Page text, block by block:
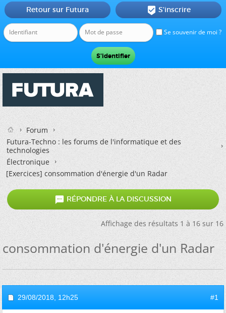
Se souvenir de moi ?
Retour sur Futura  S'inscrire
Forum
Futura-Techno : les forums de l'informatique et des
technologies
Électronique
[Exercices] consommation d'énergie d'un Radar
 RÉPONDRE À LA DISCUSSION
Affichage des résultats 1 à 16 sur 16
consommation d'énergie d'un Radar
29/08/2018, 12h25 #1